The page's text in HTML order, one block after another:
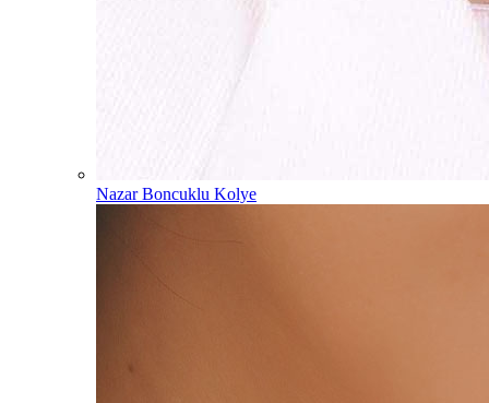
Nazar Boncuklu Kolye